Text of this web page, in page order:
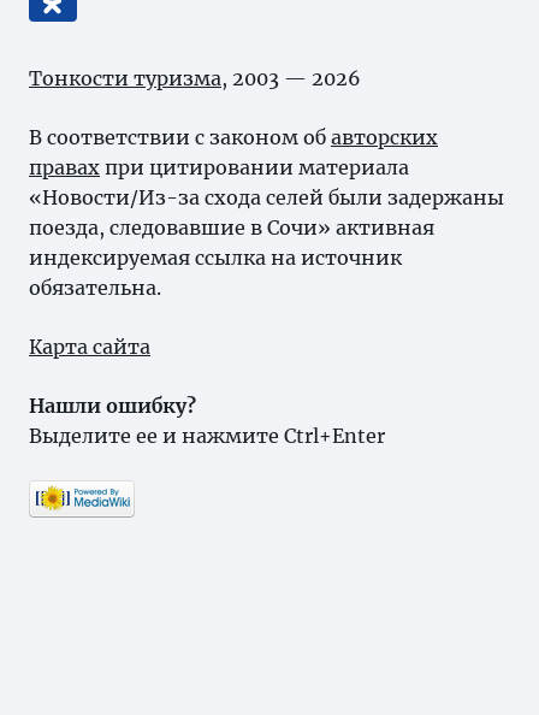
Тонкости туризма, 2003 — 2026
В соответствии с законом об авторских
правах при цитировании материала
«Новости/Из-за схода селей были задержаны
поезда, следовавшие в Сочи» активная
индексируемая ссылка на источник
обязательна.
Карта сайта
Нашли ошибку?
Выделите ее и нажмите Ctrl+Enter